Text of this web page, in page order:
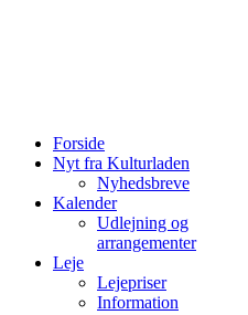
Forside
Nyt fra Kulturladen
Nyhedsbreve
Kalender
Udlejning og
arrangementer
Leje
Lejepriser
Information